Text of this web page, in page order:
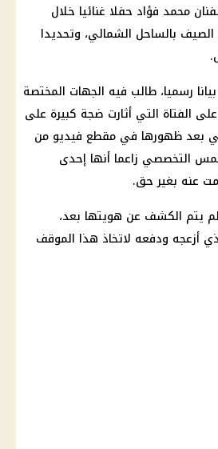
محمد فؤاد حفلا غنائيا خلال
الصيف بالساحل الشمالي، وتحديدا
رسميا، طالب فيه الجهات المختصة
الفتاة التي أثارت ضجة كبيرة على
بعد ظهورها في مقطع فيديو من
التخصصي زاعما أنها إحدى
عنه بغير حق.
يتم الكشف عن هويتها بعد،
أزعجه ودفعه لاتخاذ هذا الموقف